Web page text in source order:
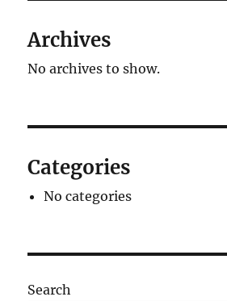
Archives
No archives to show.
Categories
No categories
Search